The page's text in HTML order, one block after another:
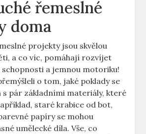
řemeslné
doma
projekty jsou skvělou
a co víc, pomáhají rozvíjet
⁢a jemnou motoriku!⁣
o tom,​ jaké poklady ‍se
pár ​základními materiály, které
staré krabice‍ od bot,⁣
papíry se mohou
umělecké díla. Vše, ‌co